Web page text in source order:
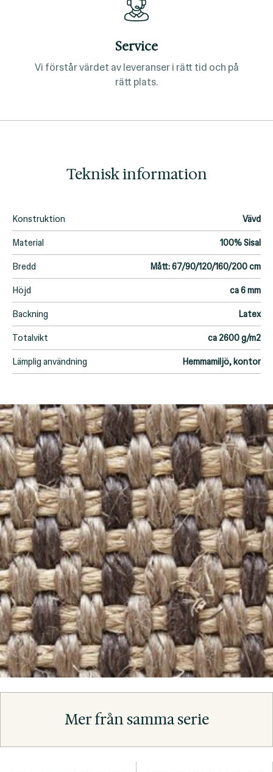
Service
Vi förstår värdet av leveranser i rätt tid och på
rätt plats.
Teknisk information
Konstruktion Vävd
Material 100% Sisal
Bredd Mått: 67/90/120/160/200 cm
Höjd ca 6 mm
Backning Latex
Totalvikt ca 2600 g/m2
Lämplig användning Hemmamiljö, kontor
Mer från samma serie